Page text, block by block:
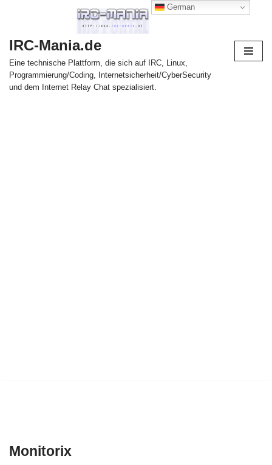
Inhalt
springen
IRC-Mania.de
Eine technische Plattform, die sich auf IRC, Linux,
Programmierung/Coding, Internetsicherheit/CyberSecurity
und dem Internet Relay Chat spezialisiert.
Monitorix
German